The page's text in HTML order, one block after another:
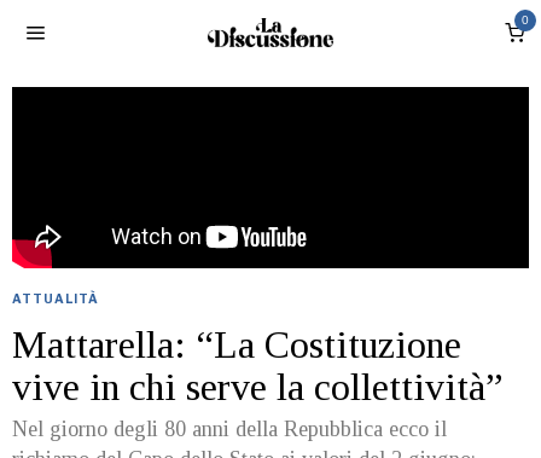
0
ATTUALITÀ
Mattarella: “La Costituzione
vive in chi serve la collettività”
Nel giorno degli 80 anni della Repubblica ecco il